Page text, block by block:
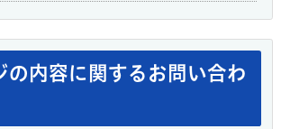
の内容に関するお問い合わ